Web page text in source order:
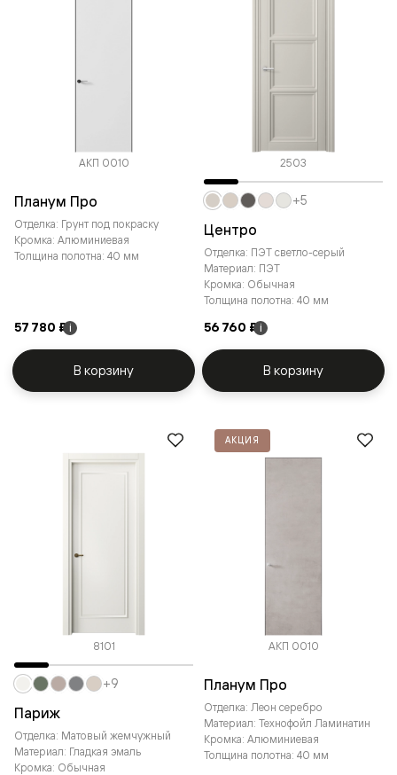
АКП 0010
Планум Про
Отделка: Грунт под покраску
Кромка: Алюминиевая
Толщина полотна: 40 мм
57 780 ₽ i
В корзину
2503
Центро
Отделка: ПЭТ светло-серый
Материал: ПЭТ
Кромка: Обычная
Толщина полотна: 40 мм
56 760 ₽ i
+5
В корзину
8101
Париж
Отделка: Матовый жемчужный
Материал: Гладкая эмаль
Кромка: Обычная
+9
АКЦИЯ
АКП 0010
Планум Про
Отделка: Леон серебро
Материал: Технофойл Ламинатин
Кромка: Алюминиевая
Толщина полотна: 40 мм